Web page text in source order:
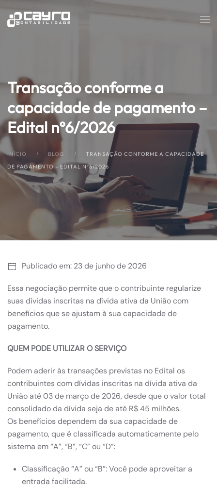
Skip to main content
Transação conforme a
capacidade de pagamento –
Edital nº6/2026
INÍCIO BLOG
TRANSAÇÃO CONFORME A CAPACIDADE
DE PAGAMENTO – EDITAL Nº6/2026
Publicado em: 23 de junho de 2026
Essa negociação permite que o contribuinte regularize
suas dívidas inscritas na dívida ativa da União com
benefícios que se ajustam à sua capacidade de
pagamento.
QUEM PODE UTILIZAR O SERVIÇO
Podem aderir às transações previstas no Edital os
contribuintes com dívidas inscritas na dívida ativa da
União até 03 de março de 2026, desde que o valor total
consolidado da dívida seja de até R$ 45 milhões.
Os benefícios dependem da sua capacidade de
pagamento, que é classificada automaticamente pelo
sistema em “A”, “B”, “C” ou “D”:
Classificação “A” ou “B”: Você pode aproveitar a
entrada facilitada.